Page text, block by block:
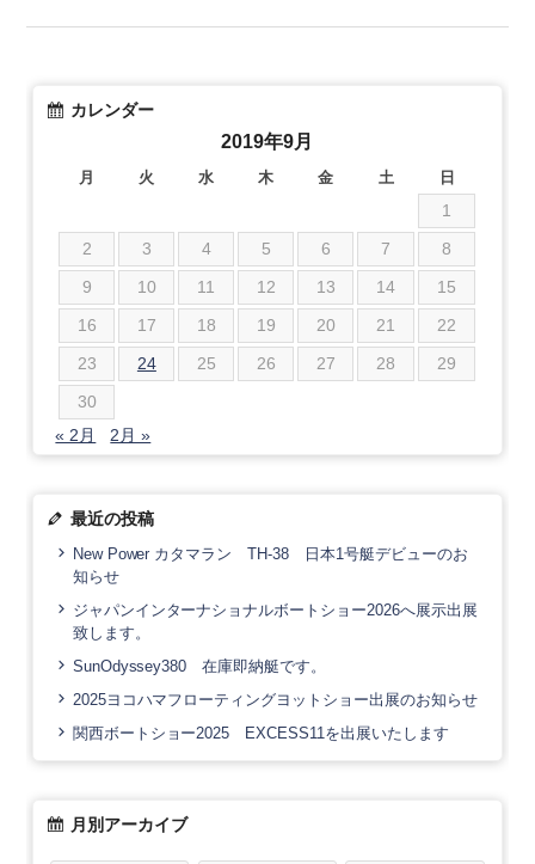
カレンダー
2019年9月
月 火 水 木 金 土 日
1
2
3 4 5 6 7
8
9
10 11 12 13 14
15
16
17 18 19 20 21
22
23
24 25 26 27 28
29
30
« 2月
2月 »
最近の投稿
New Power カタマラン TH-38 日本1号艇デビューのお
知らせ
ジャパンインターナショナルボートショー2026へ展示出展
致します。
SunOdyssey380 在庫即納艇です。
2025ヨコハマフローティングヨットショー出展のお知らせ
関西ボートショー2025 EXCESS11を出展いたします
月別アーカイブ